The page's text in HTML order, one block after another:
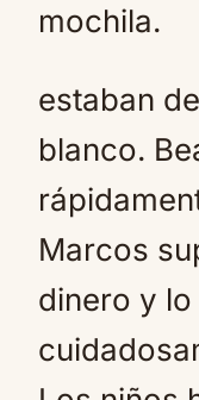
mochila.
estaban
blanco.
Marcos
dinero y